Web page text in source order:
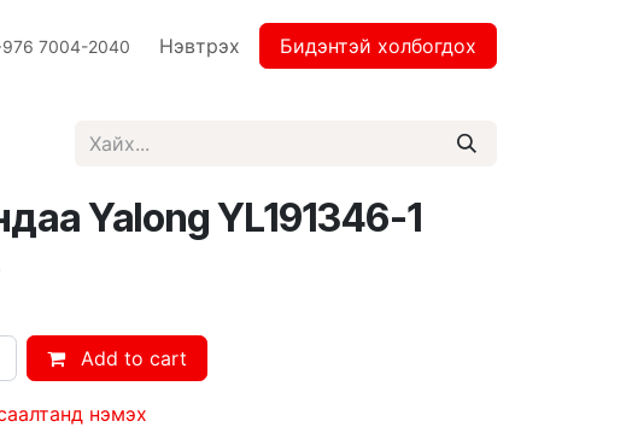
7004-2040 Нэвтрэх Бидэнтэй холбогдох
Yalong YL191346-1
Add to cart
нэмэх